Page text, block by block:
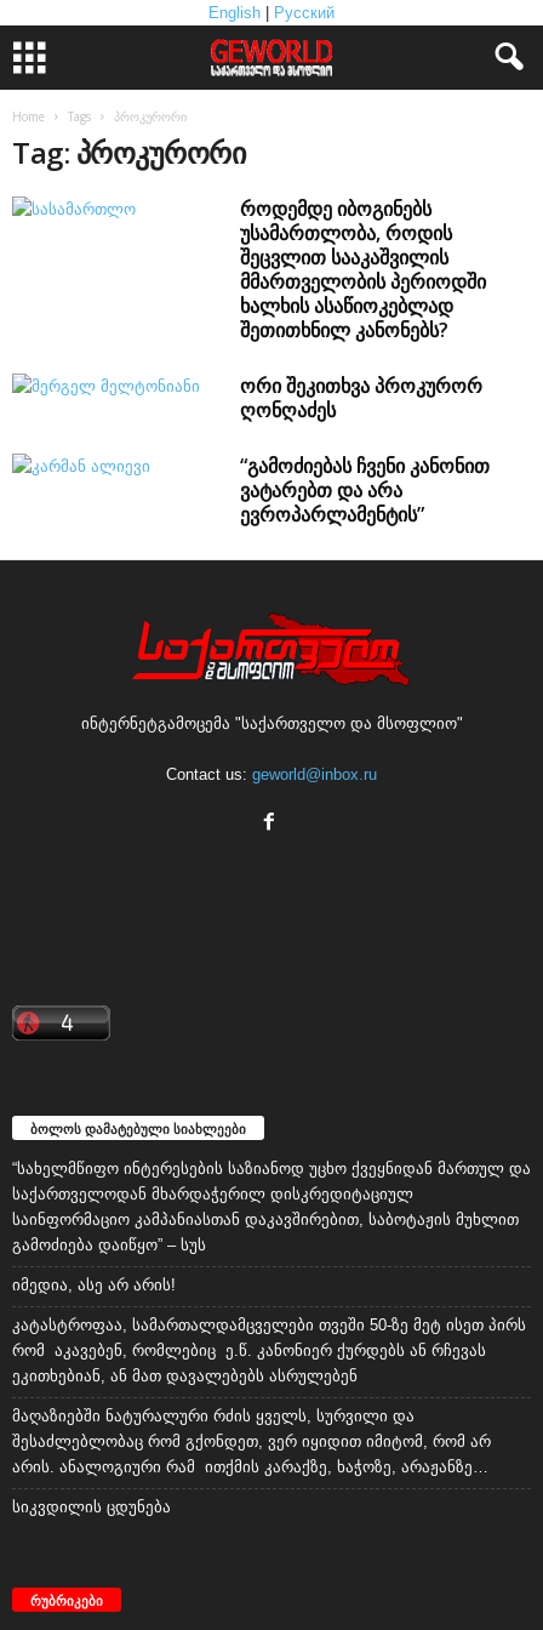
English Русский
Home Tags პროკურორი
Tag: პროკურორი
როდემდე იბოგინებს
უსამართლობა, როდის
შეცვლით სააკაშვილის
მმართველობის პერიოდში
ხალხის ასაწიოკებლად
შეთითხნილ კანონებს?
ორი შეკითხვა პროკურორ
ღონღაძეს
“გამოძიებას ჩვენი კანონით
ვატარებთ და არა
ევროპარლამენტის”
ინტერნეტგამოცემა "საქართველო და მსოფლიო"
Contact us: geworld@inbox.ru
ბოლოს დამატებული სიახლეები
“სახელმწიფო ინტერესების საზიანოდ უცხო ქვეყნიდან მართულ და
საქართველოდან მხარდაჭერილ დისკრედიტაციულ
საინფორმაციო კამპანიასთან დაკავშირებით, საბოტაჟის მუხლით
გამოძიება დაიწყო” – სუს
იმედია, ასე არ არის!
კატასტროფაა, სამართალდამცველები თვეში 50-ზე მეტ ისეთ პირს
რომ აკავებენ, რომლებიც ე.წ. კანონიერ ქურდებს ან რჩევას
ეკითხებიან, ან მათ დავალებებს ასრულებენ
მაღაზიებში ნატურალური რძის ყველს, სურვილი და
შესაძლებლობაც რომ გქონდეთ, ვერ იყიდით იმიტომ, რომ არ
არის. ანალოგიური რამ ითქმის კარაქზე, ხაჭოზე, არაჟანზე…
სიკვდილის ცდუნება
რუბრიკები